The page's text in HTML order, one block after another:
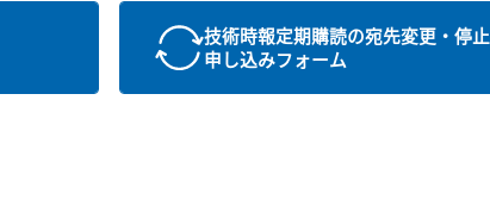
技術時報定期購読の宛先変更・停止
申し込みフォーム